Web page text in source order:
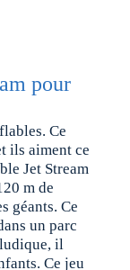
pour
Ce
ils aiment ce
Jet Stream
m de
géants. Ce
un parc
il
Ce jeu